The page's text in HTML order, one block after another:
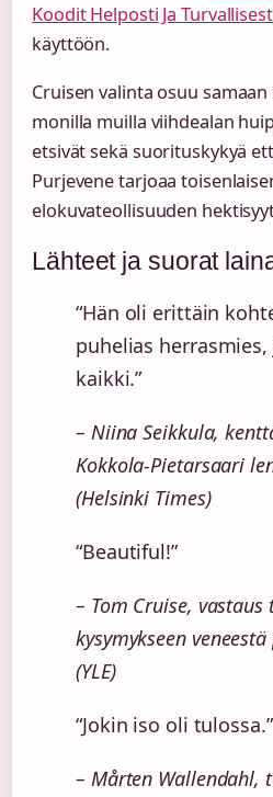
Koodit Helposti Ja
käyttöön.
Cruisen valinta osuu
monilla muilla viihdealan
etsivät sekä suorituskykyä
Purjevene tarjoaa
elokuvateollisuuden
Lähteet ja suorat
“Hän oli erittäin
puhelias
kaikki.”
– Niina Seikkula,
Kokkola-Pietarsaari
(Helsinki Times)
“Beautiful!”
– Tom Cruise,
kysymykseen
(YLE)
“Jokin iso oli tulossa.”
– Mårten Wallendahl,